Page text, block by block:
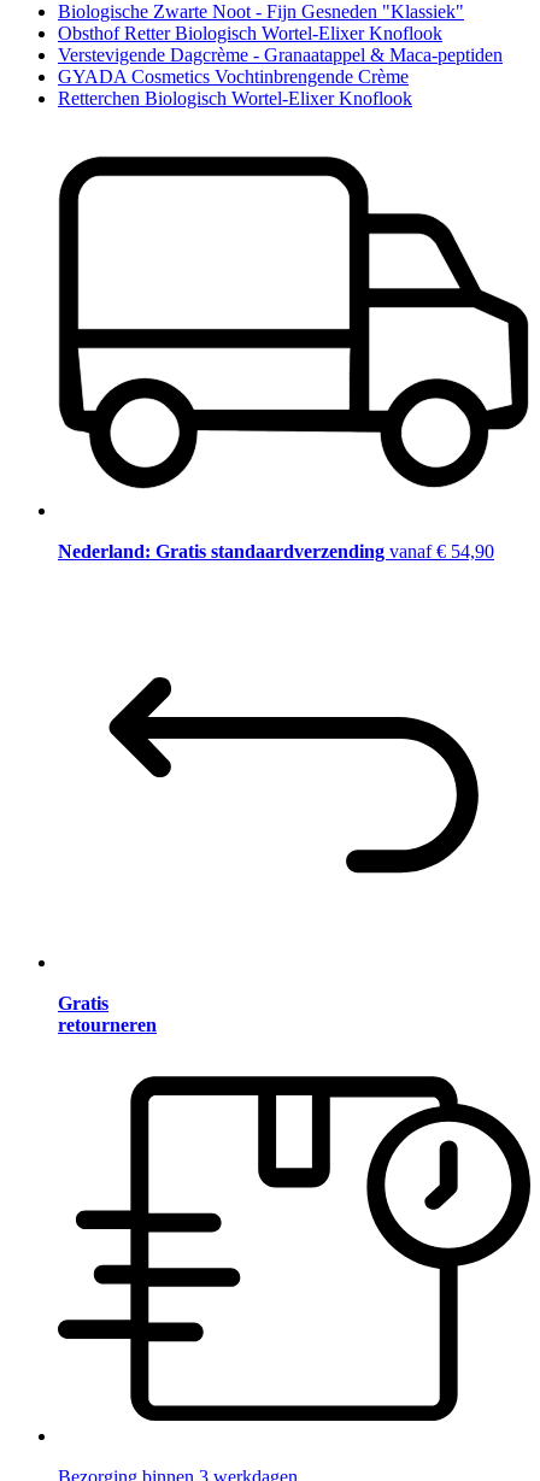
Biologische Zwarte Noot - Fijn Gesneden "Klassiek"
Obsthof Retter Biologisch Wortel-Elixer Knoflook
Verstevigende Dagcrème - Granaatappel & Maca-peptiden
GYADA Cosmetics Vochtinbrengende Crème
Retterchen Biologisch Wortel-Elixer Knoflook
Nederland: Gratis standaardverzending vanaf € 54,90
Gratis
retourneren